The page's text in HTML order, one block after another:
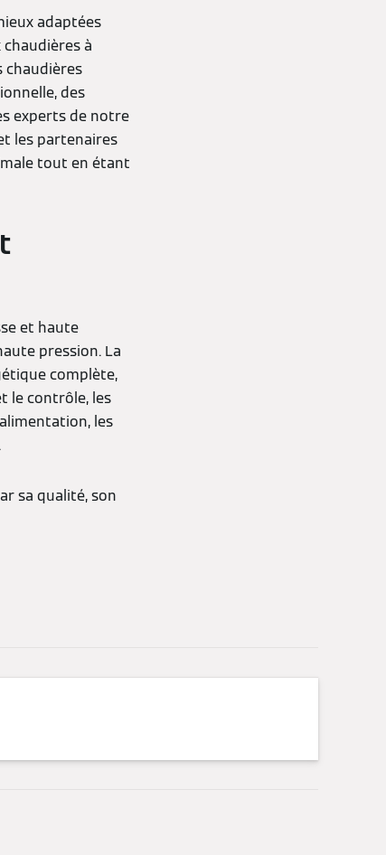
adaptées
à
chaudières
des
experts de notre
les partenaires
tout en étant
et haute
pression. La
complète,
le contrôle, les
les
sa qualité, son